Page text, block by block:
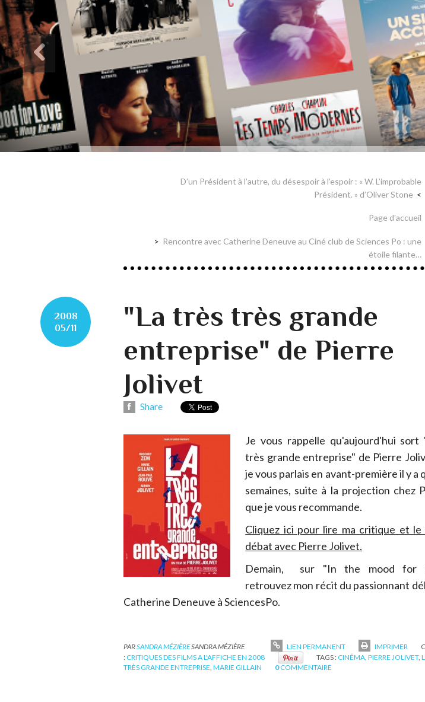
D’un Président à l’autre, du désespoir à l’espoir : « W. L’improbable
Président. » d’Oliver Stone
Page d'accueil
Rencontre avec Catherine Deneuve au Ciné club de Sciences Po : une
étoile filante…
2008
05/11
"La très très grande
entreprise" de Pierre
Jolivet
Share
Je vous rappelle qu'aujourd'hui sort
très grande entreprise" de Pierre
je vous parlais en avant-première il y a
semaines, suite à la projection chez
que je vous recommande.
Cliquez ici pour lire ma critique et
débat avec Pierre Jolivet.
Demain, sur "In the mood for
retrouvez mon récit du passionnant
Catherine Deneuve à SciencesPo.
PARSANDRA MÉZIÈRESANDRA MÉZIÈRE LIEN PERMANENT IMPRIMER
: CRITIQUES DES FILMS A L'AFFICHE EN 2008 TAGS : CINÉMA PIERRE JOLIVET,
TRÈS GRANDE ENTREPRISE, MARIE GILLAIN 0 COMMENTAIRE